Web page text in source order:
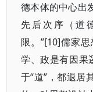
德本体的中心出
先后次序（道
限。”[10]儒家
学、政是有因果
于“道”，都退居